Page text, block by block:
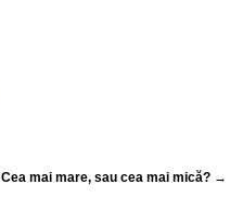
Cea mai mare, sau cea mai mică? →